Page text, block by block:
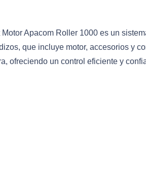
Motor Apacom Roller 1000 es un
que incluye motor, accesorios y
ofreciendo un control eficiente y